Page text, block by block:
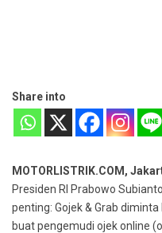
Share into
MOTORLISTRIK.COM,
Presiden RI Prabowo
penting: Gojek & Grab
buat pengemudi ojek online